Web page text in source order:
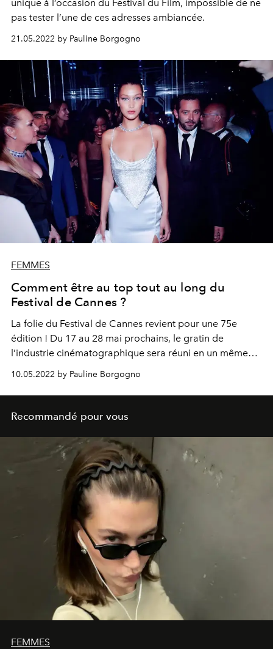
unique à l’occasion du Festival du Film, impossible de ne
pas tester l’une de ces adresses ambiancée.
21.05.2022 by Pauline Borgogno
FEMMES
Comment être au top tout au long du
Festival de Cannes ?
La folie du Festival de Cannes revient pour une 75e
édition ! Du 17 au 28 mai prochains, le gratin de
l’industrie cinématographique sera réuni en un même
lieu pour assister à la projection de films prodigieux
mais aussi pour monter les fameuses marches. De
passage sur la Croisette,L’OFFICIELvous donne ses
meilleures astuces pour vous préparer à l’événement.
10.05.2022 by Pauline Borgogno
Recommandé pour vous
FEMMES